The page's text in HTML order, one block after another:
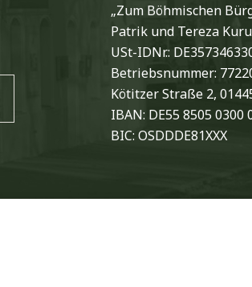
„Zum Böhmischen
Patrik und Tereza
USt-IDNr.:
Betriebsnummer:
Kötitzer Straße 2,
IBAN: DE55 8505 0300
BIC: OSDDDE81XXX